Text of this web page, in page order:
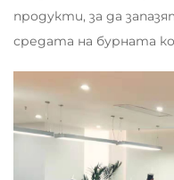
продукти, за да
средата на бурната